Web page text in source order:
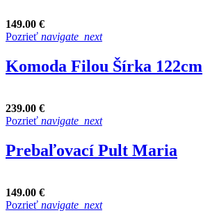
149.00 €
Pozrieť navigate_next
Komoda Filou Šírka 122cm
239.00 €
Pozrieť navigate_next
Prebaľovací Pult Maria
149.00 €
Pozrieť navigate_next